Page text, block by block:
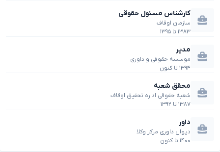
کارشناس مسئول حقوقی
سازمان اوقاف
۱۳۸۳ تا ۱۳۹۵
مدیر
موسسه حقوقی و داوری
۱۳۹۴ تا کنون
محقق شعبه
شعبه حقوقی اداره تحقیق اوقاف
۱۳۸۷ تا ۱۳۹۲
داور
دیوان داوری مرکز وکلا
۱۴۰۰ تا کنون